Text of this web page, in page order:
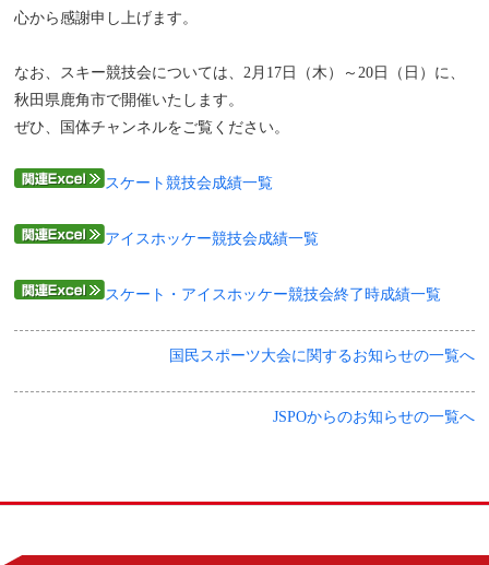
心から感謝申し上げます。
なお、スキー競技会については、2月17日（木）～20日（日）に、
秋田県鹿角市で開催いたします。
ぜひ、国体チャンネルをご覧ください。
スケート競技会成績一覧
アイスホッケー競技会成績一覧
スケート・アイスホッケー競技会終了時成績一覧
国民スポーツ大会に関するお知らせの一覧へ
JSPOからのお知らせの一覧へ